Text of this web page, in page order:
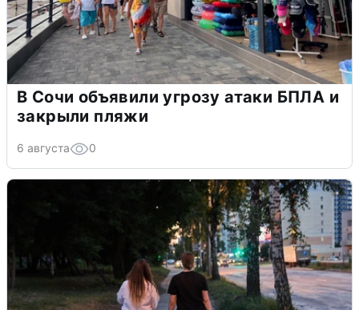
В Сочи объявили угрозу атаки БПЛА и
закрыли пляжи
6 августа 0